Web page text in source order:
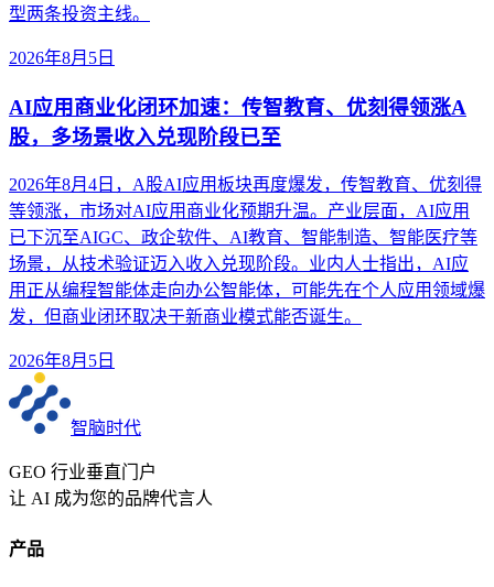
型两条投资主线。
2026年8月5日
AI应用商业化闭环加速：传智教育、优刻得领涨A
股，多场景收入兑现阶段已至
2026年8月4日，A股AI应用板块再度爆发，传智教育、优刻得
等领涨，市场对AI应用商业化预期升温。产业层面，AI应用
已下沉至AIGC、政企软件、AI教育、智能制造、智能医疗等
场景，从技术验证迈入收入兑现阶段。业内人士指出，AI应
用正从编程智能体走向办公智能体，可能先在个人应用领域爆
发，但商业闭环取决于新商业模式能否诞生。
2026年8月5日
智脑时代
GEO 行业垂直门户
让 AI 成为您的品牌代言人
产品